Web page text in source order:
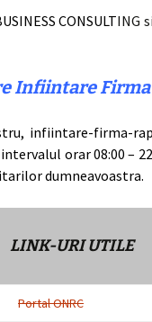
CONSULTING
Infiintare Firma
infiintare-firma-
orar 08:00 –
dumneavoastra.
LINK-URI UTILE
Portal ONRC